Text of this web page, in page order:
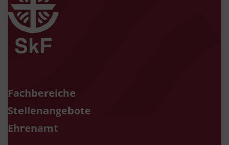
Fachbereiche
Stellenangebote
Ehrenamt